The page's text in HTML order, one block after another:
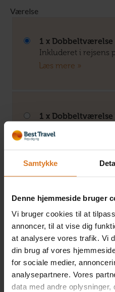
Samtykke
Denne hjemmeside bruger
Vi bruger cookies til at
annoncer, til at vise dig
at analysere vores trafik. Vi
din brug af vores
for sociale medier,
analysepartnere. Vores
data med andre
Værelse
1 x Dobbeltværelse
Inkluderet i rejsens
Læs mere »
1 x Dobbeltværelse
+DKK 250 pr. person
Læs mere »
1 x Dobbeltværelse
balkon og søudsigt
+DKK 450 pr. person
Læs mere »
2 x Eneværelse